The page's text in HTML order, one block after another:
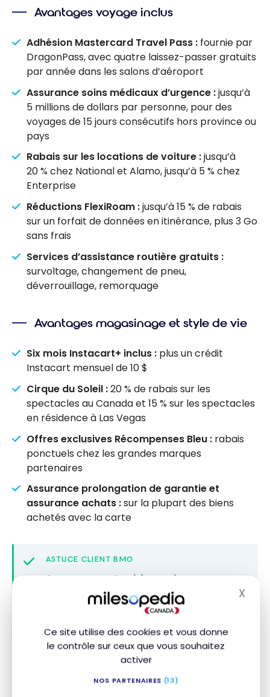
Ce site utilise des cookies et vous donne
le contrôle sur ceux que vous souhaitez
activer
NOS PARTENAIRES (13)
X
Avantages voyage inclus
Adhésion Mastercard Travel Pass : fournie par
DragonPass, avec quatre laissez-passer gratuits
par année dans les salons d’aéroport
Assurance soins médicaux d’urgence :jusqu’à
5 millions de dollars par personne, pour des
voyages de 15 jours consécutifs hors province ou
pays
Rabais sur les locations de voiture :jusqu’à
20 % chez National et Alamo, jusqu’à 5 % chez
Enterprise
Réductions FlexiRoam :jusqu’à 15 % de rabais
sur un forfait de données en itinérance, plus 3 Go
sans frais
Services d’assistance routière gratuits :
survoltage, changement de pneu,
déverrouillage, remorquage
Avantages magasinage et style de vie
Six mois Instacart+ inclus : plus un crédit
Instacart mensuel de 10 $
Cirque du Soleil :20 % de rabais sur les
spectacles au Canada et 15 % sur les spectacles
en résidence à Las Vegas
Offres exclusives Récompenses Bleu : rabais
ponctuels chez les grandes marques
partenaires
Assurance prolongation de garantie et
assurance achats :sur la plupart des biens
achetés avec la carte
ASTUCE CLIENT BMO
Avec uncompte chèques du programme
Privilège BMO, vous obtenez un rabais de
150 $ sur les frais annuels de la carte. Pour
frais à 0 $ aussi longtemps que le compte
chèques reste actif et admissible.